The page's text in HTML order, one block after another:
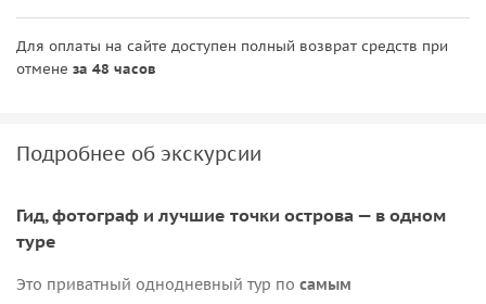
Для оплаты на сайте доступен полный возврат средств при
отмене за 48 часов
Подробнее об экскурсии
Гид, фотограф и лучшие точки острова — в одном
туре
Это приватный однодневный тур по самым